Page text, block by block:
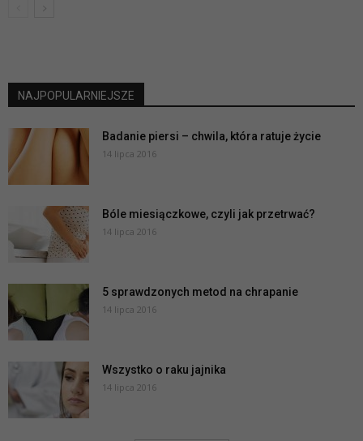
NAJPOPULARNIEJSZE
Badanie piersi – chwila, która ratuje życie
14 lipca 2016
Bóle miesiączkowe, czyli jak przetrwać?
14 lipca 2016
5 sprawdzonych metod na chrapanie
14 lipca 2016
Wszystko o raku jajnika
14 lipca 2016